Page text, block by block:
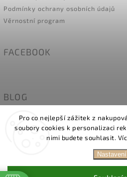
Pro co nejlepší zážitek z
soubory cookies k personalizaci
nimi budete souhlasit.
Nastavení
Podmínky ochrany osobních údajů
Věrnostní program
FACEBOOK
BLOG
Naše holky modelky- MÍRY
Glamstore.